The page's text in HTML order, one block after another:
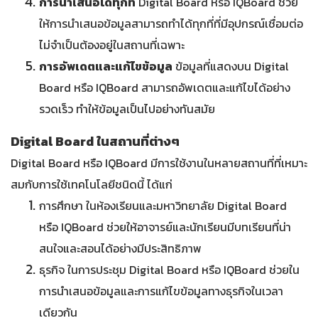
ให้การนำเสนอข้อมูลสามารถทำได้ทุกที่ที่มีอุปกรณ์เชื่อมต่อ
ไม่จำเป็นต้องอยู่ในสถานที่เฉพาะ
การอัพเดตและแก้ไขข้อมูล ข้อมูลที่แสดงบน Digital
Board หรือ IQBoard สามารถอัพเดตและแก้ไขได้อย่าง
รวดเร็ว ทำให้ข้อมูลเป็นไปอย่างทันสมัย
Digital Board ในสถานที่ต่างๆ
Digital Board หรือ IQBoard มีการใช้งานในหลายสถานที่ที่เหมาะ
สมกับการใช้เทคโนโลยีชนิดนี้ ได้แก่
การศึกษา ในห้องเรียนและมหาวิทยาลัย Digital Board
หรือ IQBoard ช่วยให้อาจารย์และนักเรียนมีบทเรียนที่น่า
สนใจและสอนได้อย่างมีประสิทธิภาพ
ธุรกิจ ในการประชุม Digital Board หรือ IQBoard ช่วยใน
การนำเสนอข้อมูลและการแก้ไขข้อมูลทางธุรกิจในเวลา
เดียวกัน